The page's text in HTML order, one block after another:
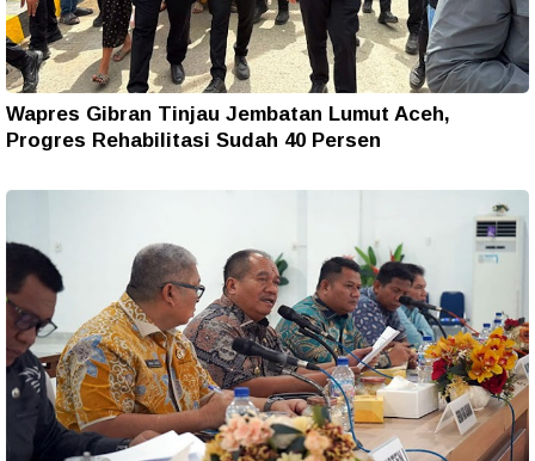
Wapres Gibran Tinjau Jembatan Lumut Aceh,
Progres Rehabilitasi Sudah 40 Persen